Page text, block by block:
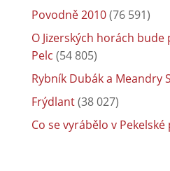
Povodně 2010(76 591)
O Jizerských horách
Pelc (54 805)
Rybník Dubák a Meandry
Frýdlant(38 027)
Co se vyrábělo v